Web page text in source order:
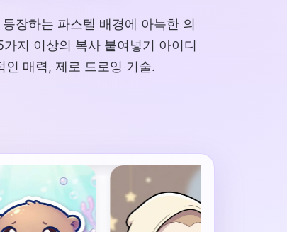
장하는 파스텔 배경에 아늑한 의
지 이상의 복사 붙여넣기 아이디
매력, 제로 드로잉 기술.